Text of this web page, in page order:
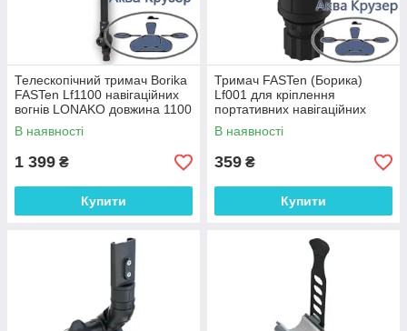
Телескопічний тримач Borika
FASTen Lf1100 навігаційних
вогнів LONAKO довжина 1100
мм для човнів та катерів
В наявності
1 399 ₴
Купити
Тримач FASTen (Борика)
Lf001 для кріплення
портативних навігаційних
вогнів LONAKO на човен ПВХ
або катер
В наявності
359 ₴
Купити